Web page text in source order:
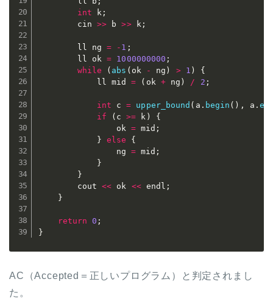
int k ;
		cin
>> b >> k ;
		ll ng
= - 1 ;
		ll ok
= 1000000000 ;
while
( abs ( ok - ng ) > 1 )
{
			ll mid
= ( ok + ng ) / 2 ;
int c = upper_bound ( a . begin ( ) , a .
if
( c >= k )
{
				ok
= mid ;
} else
{
				ng
= mid ;
}
}
		cout
<< ok << endl ;
}
return 0 ;
}
AC（Accepted＝正しいプログラム）と判定されまし
た。